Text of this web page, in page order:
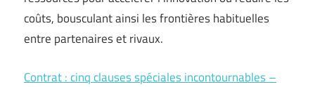
coûts, bousculant ainsi les frontières habituelles
entre partenaires et rivaux.
Contrat : cinq clauses spéciales incontournables –